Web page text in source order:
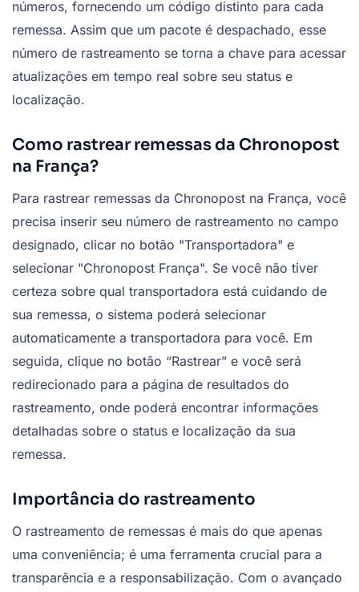
números, fornecendo um código distinto para cada
remessa. Assim que um pacote é despachado, esse
número de rastreamento se torna a chave para acessar
atualizações em tempo real sobre seu status e
localização.
Como rastrear remessas da Chronopost
na França?
Para rastrear remessas da Chronopost na França, você
precisa inserir seu número de rastreamento no campo
designado, clicar no botão "Transportadora" e
selecionar "Chronopost França". Se você não tiver
certeza sobre qual transportadora está cuidando de
sua remessa, o sistema poderá selecionar
automaticamente a transportadora para você. Em
seguida, clique no botão “Rastrear” e você será
redirecionado para a página de resultados do
rastreamento, onde poderá encontrar informações
detalhadas sobre o status e localização da sua
remessa.
Importância do rastreamento
O rastreamento de remessas é mais do que apenas
uma conveniência; é uma ferramenta crucial para a
transparência e a responsabilização. Com o avançado